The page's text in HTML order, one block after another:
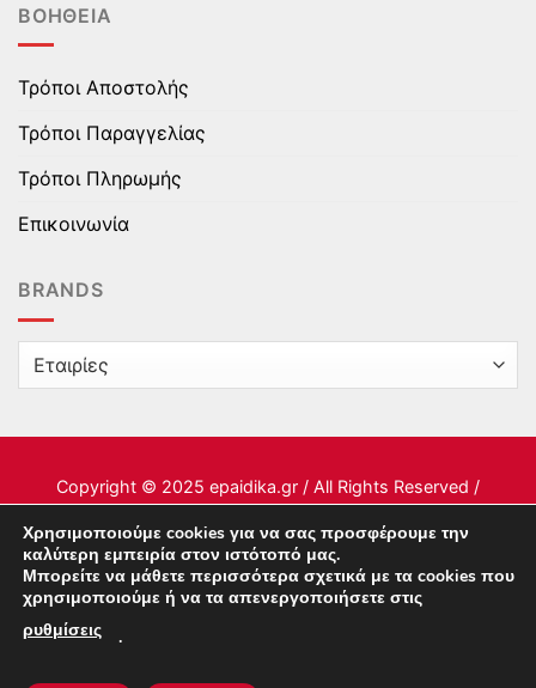
ΒΟΉΘΕΙΑ
Τρόποι Αποστολής
Τρόποι Παραγγελίας
Τρόποι Πληρωμής
Επικοινωνία
BRANDS
Copyright © 2025 epaidika.gr / All Rights Reserved /
Χρησιμοποιούμε cookies για να σας προσφέρουμε την
καλύτερη εμπειρία στον ιστότοπό μας.
Μπορείτε να μάθετε περισσότερα σχετικά με τα cookies που
χρησιμοποιούμε ή να τα απενεργοποιήσετε στις
ρυθμίσεις
.
This site uses cookies to offer you a better browsing
experience. By browsing this website, you agree to our